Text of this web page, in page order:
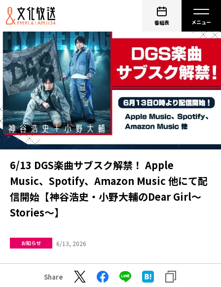
番組表
6/13 DGS楽曲サブスク解禁！ Apple
Music、Spotify、Amazon Music 他にて配
信開始【神谷浩史・小野大輔のDear Girl〜
Stories〜】
お知らせ 6/13, 2026
Share